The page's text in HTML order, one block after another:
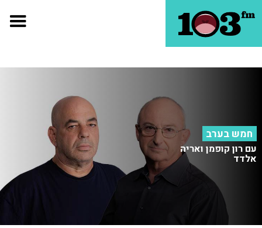
חמש בערב
עם רון קופמן ואריה
אלדד